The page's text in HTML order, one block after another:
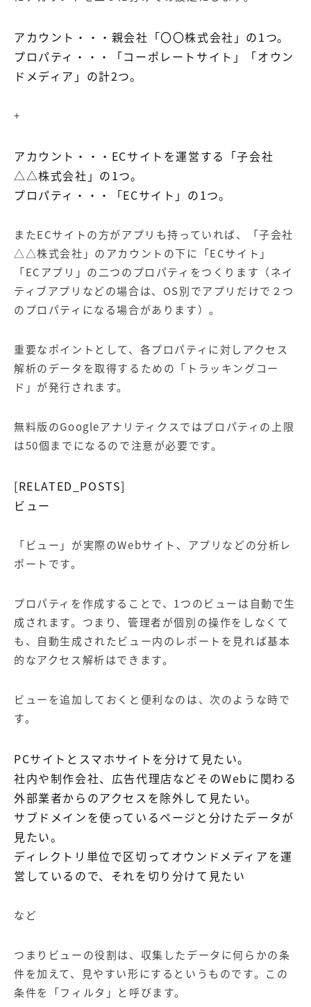
アカウント・・・親会社「〇〇株式会社」の1つ。
プロパティ・・・「コーポレートサイト」「オウン
ドメディア」の計2つ。
+
アカウント・・・ECサイトを運営する「子会社
△△株式会社」の1つ。
プロパティ・・・「ECサイト」の1つ。
またECサイトの方がアプリも持っていれば、「子会社
△△株式会社」のアカウントの下に「ECサイト」
「ECアプリ」の二つのプロパティをつくります（ネイ
ティブアプリなどの場合は、OS別でアプリだけで２つ
のプロパティになる場合があります）。
重要なポイントとして、各プロパティに対しアクセス
解析のデータを取得するための「トラッキングコー
ド」が発行されます。
無料版のGoogleアナリティクスではプロパティの上限
は50個までになるので注意が必要です。
[RELATED_POSTS]
ビュー
「ビュー」が実際のWebサイト、アプリなどの分析レ
ポートです。
プロパティを作成することで、1つのビューは自動で生
成されます。つまり、管理者が個別の操作をしなくて
も、自動生成されたビュー内のレポートを見れば基本
的なアクセス解析はできます。
ビューを追加しておくと便利なのは、次のような時で
す。
PCサイトとスマホサイトを分けて見たい。
社内や制作会社、広告代理店などそのWebに関わる
外部業者からのアクセスを除外して見たい。
サブドメインを使っているページと分けたデータが
見たい。
ディレクトリ単位で区切ってオウンドメディアを運
営しているので、それを切り分けて見たい
など
つまりビューの役割は、収集したデータに何らかの条
件を加えて、見やすい形にするというものです。この
条件を「フィルタ」と呼びます。